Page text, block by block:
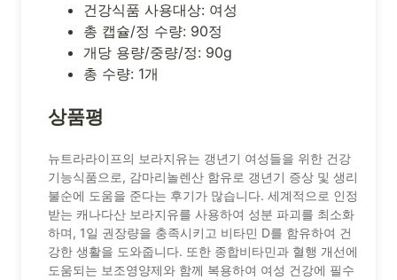
건강식품 사용대상: 여성
총 캡슐/정 수량: 90정
개당 용량/중량/정: 90g
총 수량: 1개
상품평
뉴트라라이프의 보라지유는 갱년기 여성들을 위한 건강
기능식품으로, 감마리놀렌산 함유로 갱년기 증상 및 생리
불순에 도움을 준다는 후기가 많습니다. 세계적으로 인정
받는 캐나다산 보라지유를 사용하여 성분 파괴를 최소화
하며, 1일 권장량을 충족시키고 비타민 D를 함유하여 건
강한 생활을 도와줍니다. 또한 종합비타민과 혈행 개선에
도움되는 보조영양제와 함께 복용하여 여성 건강에 필수